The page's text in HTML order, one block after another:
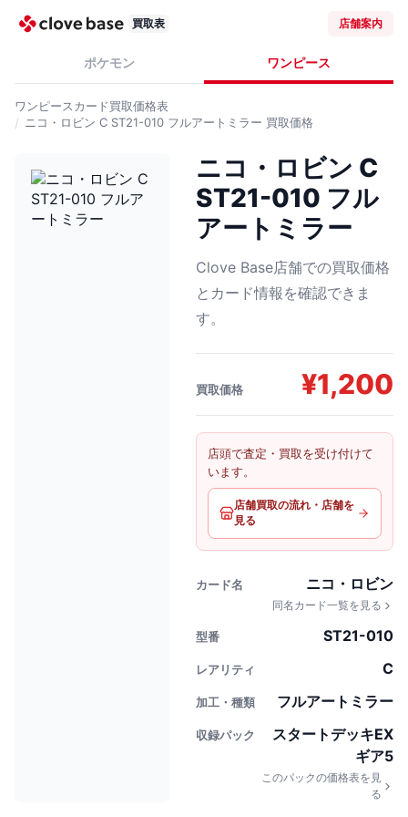
買取表 店舗案内
ポケモン ワンピース
ワンピースカード買取価格表
ニコ・ロビン C ST21-010 フルアートミラー 買取価格
ニコ・ロビン C
ST21-010 フル
アートミラー
Clove Base店舗での買取価格
とカード情報を確認できま
す。
買取価格 ¥1,200
店頭で査定・買取を受け付けて
います。
店舗買取の流れ・店舗を
見る
カード名 ニコ・ロビン
同名カード一覧を見る
型番 ST21-010
レアリティ C
加工・種類 フルアートミラー
収録パック
スタートデッキEX
ギア5
このパックの価格表を見
る